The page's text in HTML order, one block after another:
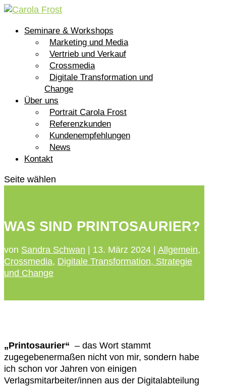
Seminare & Workshops
Marketing und Media
Vertrieb und Verkauf
Crossmedia
Digitale Transformation und
Change
Über uns
Portrait Carola Frost
Referenzkunden
Kundenempfehlungen
News
Kontakt
Seite wählen
WAS SIND PRINTOSAURIER?
von Sandra Schwan | 13. März 2024 | Allgemein,
Crossmedia, Digitale Transformation, Strategie
und Change
„Printosaurier“ – das Wort stammt
zugegebenermaßen nicht von mir, sondern habe
ich schon vor Jahren von einigen
Verlagsmitarbeiter/innen aus der Digitalabteilung